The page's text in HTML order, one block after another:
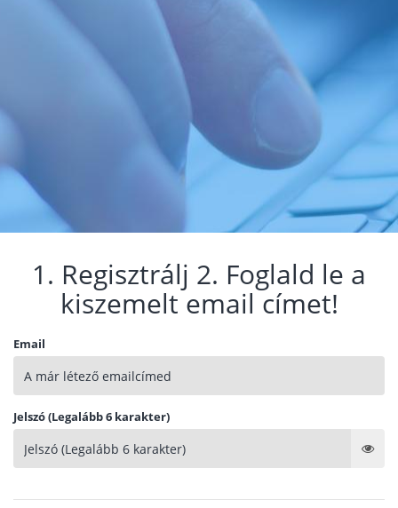
1. Regisztrálj 2. Foglald le a
kiszemelt email címet!
Email
Jelszó (Legalább 6 karakter)